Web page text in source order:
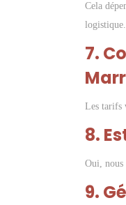
Cela
logistique.
7.
Les tarifs
8.
Oui, nous
9.